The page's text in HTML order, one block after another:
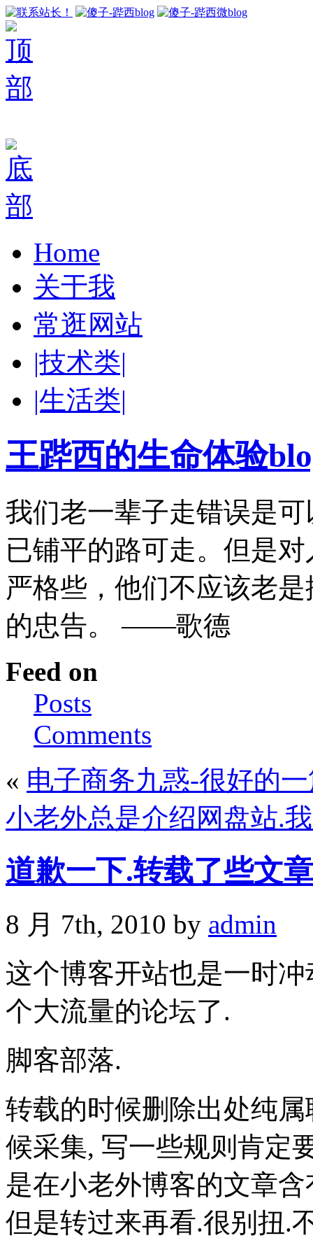
Home
关于我
常逛网站
|技术类|
|生活类|
王跸西的生命体验
我们老一辈子走错误是
已铺平的路可走。但是
严格些，他们不应该老
的忠告。 ——歌德
Feed on
Posts
Comments
« 电子商务九惑-很好的
小老外总是介绍网盘站.
道歉一下.转载了些文
8 月 7th, 2010 by admin
这个博客开站也是一时冲
个大流量的论坛了.
脚客部落.
转载的时候删除出处纯
候采集, 写一些规则肯定
是在小老外博客的文章
但是转过来再看.很别扭.